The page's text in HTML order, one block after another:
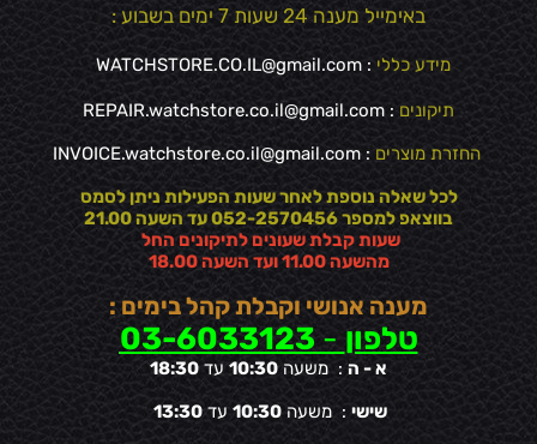
באימייל מענה 24 שעות 7 ימים בשבוע :
מידע כללי :
WATCHSTORE.CO.IL@gmail.com
תיקונים : REPAIR.watchstore.co.il@gmail.com
החזרת מוצרים :
INVOICE.watchstore.co.il@gmail.com
לכל שאלה נוספת לאחר שעות הפעילות ניתן לסמס
בווצאפ למספר 052-2570456 עד השעה 21.00
שעות קבלת שעונים לתיקונים החל
מהשעה 11.00 ועד השעה 18.00
מענה אנושי וקבלת קהל בימים :
טלפון -
03-6033123
א - ה : משעה 10:30 עד 18:30
שישי : משעה10:30 עד13:30